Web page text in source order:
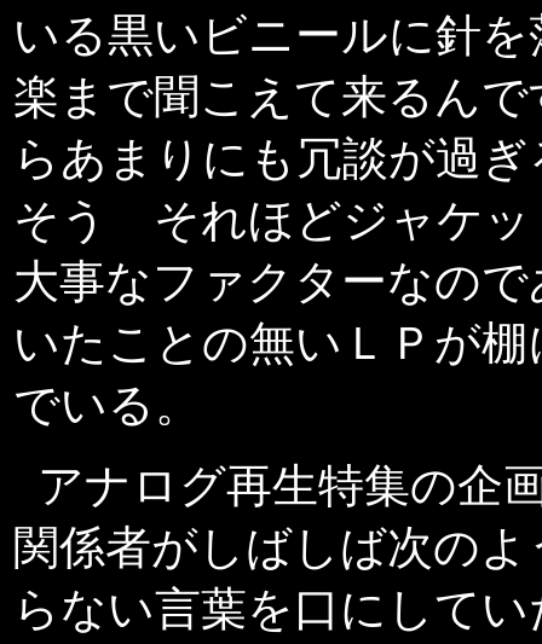
いる黒いビニールに針
楽まで聞こえて来るん
らあまりにも冗談が過
そう それほどジャケッ
大事なファクターなの
いたことの無いＬＰが
でいる。
アナログ再生特集の
関係者がしばしば次の
らない言葉を口にして